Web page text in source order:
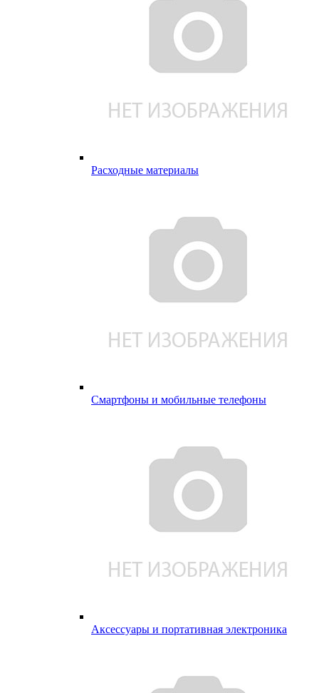
Расходные материалы
Смартфоны и мобильные телефоны
Аксессуары и портативная электроника